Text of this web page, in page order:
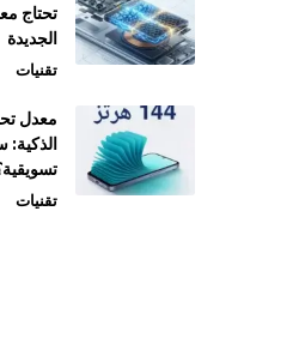
تحتاج
الجديدة
تقنيات
الذكية:
تقنيات